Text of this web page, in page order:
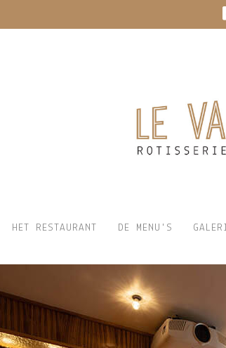
HET RESTAURANT DE MENU'S